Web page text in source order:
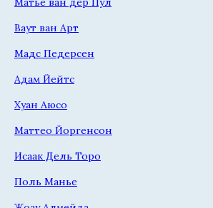
Ваут ван Арт
Мадс Педерсен
Адам Йейтс
Хуан Аюсо
Маттео Йоргенсон
Исаак Дель Торо
Поль Манье